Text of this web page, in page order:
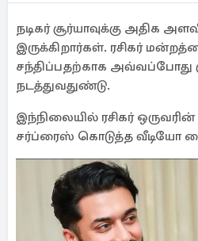
நடிகர் சூர்யாவுக்கு அதிக
இருக்கிறார்கள். ரசிகர்
சந்திப்பதற்காக அவ்வப்போது
நடத்துவதுண்டு.
இந்நிலையில் ரசிகர் ஒருவரின்
சர்ப்ரைஸ் கொடுத்த வீடியோ